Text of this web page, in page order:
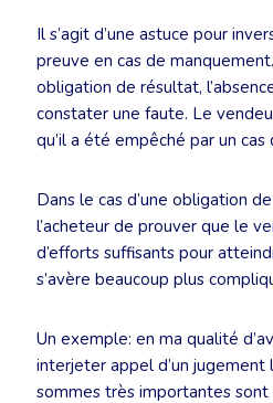
Il s’agit d’une astuce pour
preuve en cas de
obligation de résultat,
constater une faute. Le
qu’il a été empêché par un
Dans le cas d’une obligation
l’acheteur de prouver que le
d’efforts suffisants pour
s’avère beaucoup plus
Un exemple: en ma qualité
interjeter appel d’un
sommes très importantes sont